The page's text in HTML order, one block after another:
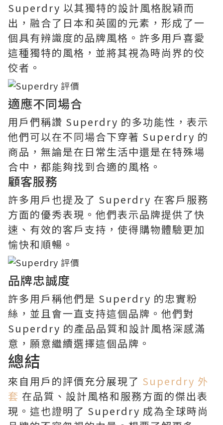
Superdry 以其獨特的設計風格脫穎而
出，融合了日本和英國的元素，形成了一
個具有辨識度的品牌風格。許多用戶喜愛
這種獨特的風格，並將其視為時尚界的佼
佼者。
適應不同場合
用戶們稱讚 Superdry 的多功能性，表示
他們可以在不同場合下穿著 Superdry 的
商品，無論是在日常生活中還是在特殊場
合中，都能夠找到合適的風格。
顧客服務
許多用戶也提及了 Superdry 在客戶服務
方面的優秀表現。他們表示品牌提供了快
速、有效的客戶支持，使得購物體驗更加
愉快和順暢。
品牌忠誠度
許多用戶稱他們是 Superdry 的忠實粉
絲，並且會一直支持這個品牌。他們對
Superdry 的產品品質和設計風格深感滿
意，願意繼續選擇這個品牌。
總結
來自用戶的評價充分展現了 Superdry 外
套 在品質、設計風格和服務方面的傑出表
現。這也證明了 Superdry 成為全球時尚